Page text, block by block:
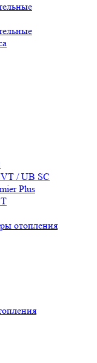
/ UB SC
Plus
отопления